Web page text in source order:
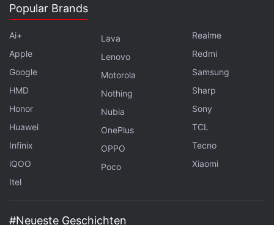
institutionelle Nachfrage verbesserte sich [...]
sondern gestaffelte Einstiege mit diszipliniertem
Positionsmanagement nutzen, bis Bitcoin den
Widerstand überwindet und die ETF-Nachfrage sich
stärkt."
Zu den aktuellen Markttrends äußerte sich das
CoinSwitch Markets Desk: „Die institutionelle
Nachfrage bleibt aufgrund anhaltender ETF-
Abflüsse schwach, während höhere Anleiherenditen
weiterhin mit risikoreichen Anlagen konkurrieren.
das Ende der Korrektur markiert oder lediglich eine
Popular Brands
Ai+
Apple
Google
HMD
Honor
Huawei
Infinix
iQOO
Itel
Lava
Lenovo
Motorola
Nothing
Nubia
OnePlus
OPPO
Poco
Realme
Redmi
Samsung
Sharp
Sony
TCL
Tecno
Xiaomi
#Neueste Geschichten